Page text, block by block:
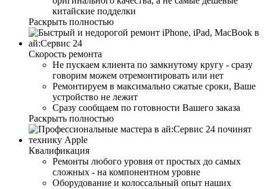
китайские подделки
Раскрыть полностью
Скорость ремонта
Не пускаем клиента по замкнутому кругу - сразу
говорим можем отремонтировать или нет
Ремонтируем в максимально сжатые сроки, Ваше
устройство не лежит
Сразу сообщаем по готовности Вашего заказа
Раскрыть полностью
Квалификация
Ремонты любого уровня от простых до самых
сложных - на компонентном уровне
Оборудование и колоссальный опыт наших